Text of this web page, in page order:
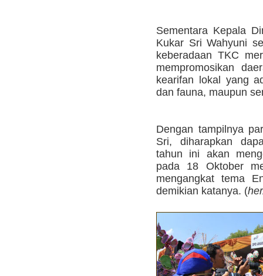
Sementara Kepala
Kukar Sri Wahyuni
keberadaan TKC
mempromosikan
kearifan lokal yang
dan fauna, maupun
Dengan tampilnya
Sri, diharapkan
tahun ini akan
pada 18 Oktober
mengangkat tema
demikian katanya. (